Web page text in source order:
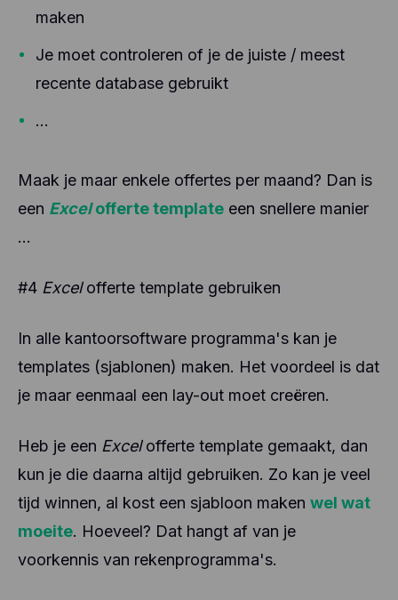
maken
Je moet controleren of je de juiste / meest
recente database gebruikt
...
Maak je maar enkele offertes per maand? Dan is
een Excelofferte template een snellere manier
...
#4 Excelofferte template gebruiken
In alle kantoorsoftware programma's kan je
templates (sjablonen) maken. Het voordeel is dat
je maar eenmaal een lay-out moet creëren.
Heb je een Excelofferte template gemaakt, dan
kun je die daarna altijd gebruiken. Zo kan je veel
tijd winnen, al kost een sjabloon maken wel wat
moeite. Hoeveel? Dat hangt af van je
voorkennis van rekenprogramma's.